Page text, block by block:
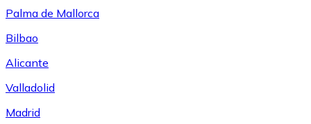
Palma de Mallorca
Bilbao
Alicante
Valladolid
Madrid